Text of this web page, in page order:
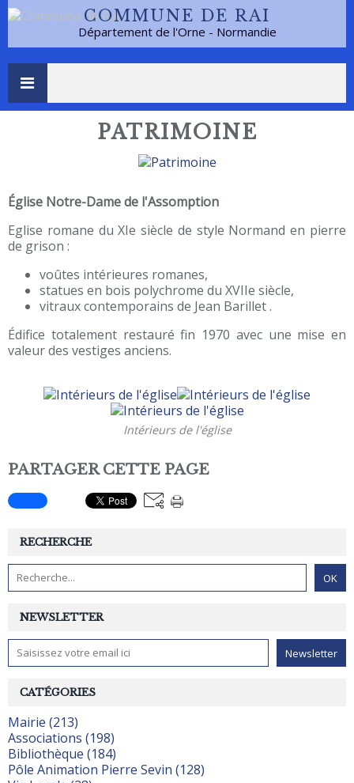
COMMUNE DE RAI
Département de l'Orne - Normandie
PATRIMOINE
Église Notre-Dame de l'Assomption
Eglise romane du XIe siècle de style Normand en pierre
de grison :
voûtes intérieures romanes,
statues en bois polychrome du XVIIe siècle,
vitraux contemporains de Jean Barillet .
Édifice totalement restauré fin 1970 avec une mise en
valeur des vestiges anciens.
Intérieurs de l'église
PARTAGER CETTE PAGE
NEWSLETTER
RECHERCHE
CATÉGORIES
Mairie (213)
Associations (198)
Bibliothèque (184)
Pôle Animation Pierre Sevin (128)